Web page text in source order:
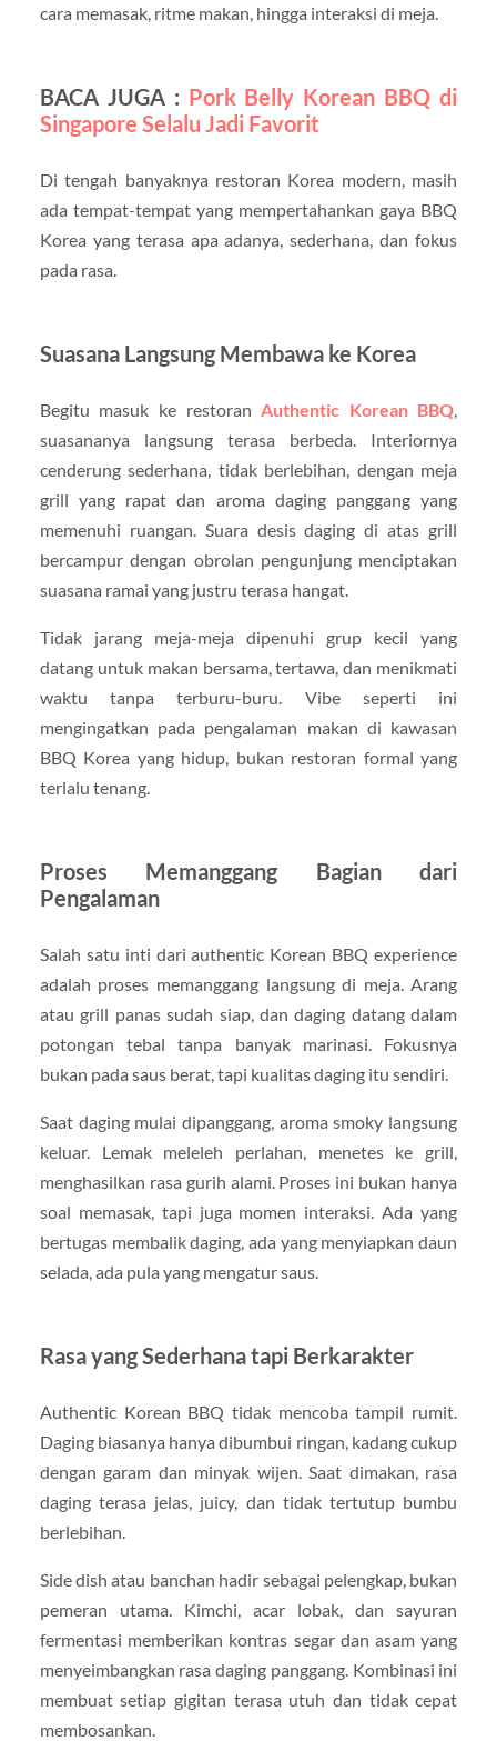
cara memasak, ritme makan, hingga interaksi di meja.
BACA JUGA : Pork Belly Korean BBQ di
Singapore Selalu Jadi Favorit
Di tengah banyaknya restoran Korea modern, masih
ada tempat-tempat yang mempertahankan gaya BBQ
Korea yang terasa apa adanya, sederhana, dan fokus
pada rasa.
Suasana Langsung Membawa ke Korea
Begitu masuk ke restoran Authentic Korean BBQ
suasananya langsung terasa berbeda. Interiornya
cenderung sederhana, tidak berlebihan, dengan meja
grill yang rapat dan aroma daging panggang yang
memenuhi ruangan. Suara desis daging di atas grill
bercampur dengan obrolan pengunjung menciptakan
suasana ramai yang justru terasa hangat.
Tidak jarang meja-meja dipenuhi grup kecil yang
datang untuk makan bersama, tertawa, dan menikmati
waktu tanpa terburu-buru. Vibe seperti ini
mengingatkan pada pengalaman makan di kawasan
BBQ Korea yang hidup, bukan restoran formal yang
terlalu tenang.
Proses Memanggang Bagian dari
Pengalaman
Salah satu inti dari authentic Korean BBQ experience
adalah proses memanggang langsung di meja. Arang
atau grill panas sudah siap, dan daging datang dalam
potongan tebal tanpa banyak marinasi. Fokusnya
bukan pada saus berat, tapi kualitas daging itu sendiri.
Saat daging mulai dipanggang, aroma smoky langsung
keluar. Lemak meleleh perlahan, menetes ke grill,
menghasilkan rasa gurih alami. Proses ini bukan hanya
soal memasak, tapi juga momen interaksi. Ada yang
bertugas membalik daging, ada yang menyiapkan daun
selada, ada pula yang mengatur saus.
Rasa yang Sederhana tapi Berkarakter
Authentic Korean BBQ tidak mencoba tampil rumit.
Daging biasanya hanya dibumbui ringan, kadang cukup
dengan garam dan minyak wijen. Saat dimakan, rasa
daging terasa jelas, juicy, dan tidak tertutup bumbu
berlebihan.
Side dish atau banchan hadir sebagai pelengkap, bukan
pemeran utama. Kimchi, acar lobak, dan sayuran
fermentasi memberikan kontras segar dan asam yang
menyeimbangkan rasa daging panggang. Kombinasi ini
membuat setiap gigitan terasa utuh dan tidak cepat
membosankan.